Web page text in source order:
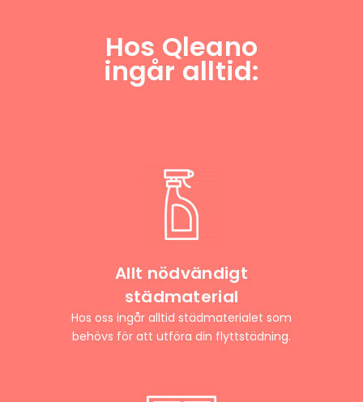
Hos Qleano
ingår alltid:
Allt nödvändigt
städmaterial
Hos oss ingår alltid städmaterialet som
behövs för att utföra din flyttstädning.